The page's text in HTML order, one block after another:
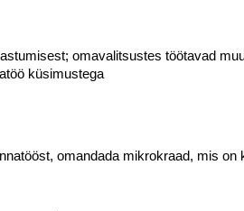
omavalitsustes töötavad
küsimustega
omandada mikrokraad, mis